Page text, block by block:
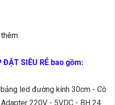
ĐẶT SIÊU RẺ bao gồm:
led đường kính 30cm - Có
220V - 5VDC - BH 24